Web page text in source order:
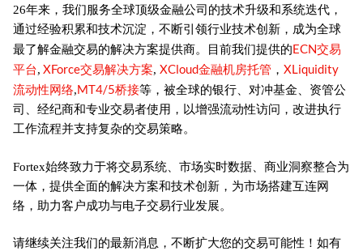
26年来，我们服务全球顶级金融公司的技术升级和系统迭代，
通过经验积累和技术沉淀，不断引领行业技术创新，成为全球
最了解金融交易的解决方案提供商。目前我们提供的ECN交易
平台, XForce交易解决方案, XCloud金融机房托管 ， XLiquidity
流动性网络,MT4/5桥接等，被全球的银行、对冲基金、资管公
司、经纪商和专业交易者使用，以增强流动性访问，改进执行
工作流程并支持复杂的交易策略。
Fortex始终致力于将交易系统、市场实时数据、商业洞察整合为
一体，提供全面的解决方案和技术创新，为市场搭建互连网
络，助力客户成功与电子交易行业发展。
请继续关注我们的最新消息，不断扩大您的交易可能性！如有